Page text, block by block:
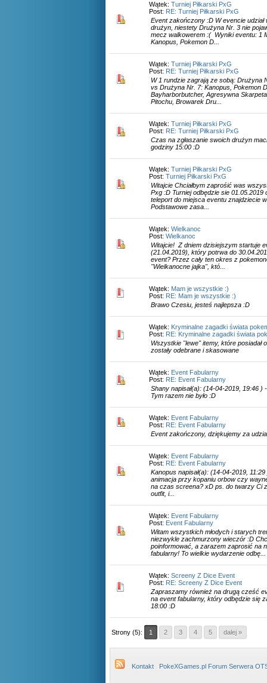
Wątek: Turniej Piłkarski PxG
Post: RE: Turniej Piłkarski PxG
Event zakończony :D W evencie udział
drużyn, niestety Drużyna Nr. 3 nie
mecz walkowerem :( Wyniki eventu: 1
Kanopus, Pokemon D...
Wątek: Turniej Piłkarski PxG
Post: RE: Turniej Piłkarski PxG
W 1 rundzie zagrają ze sobą: Drużyna
vs Drużyna Nr. 7: Kanopus, Pokemon
Bayharborbutcher, Agresywna
Pitochu, Browarek Dru...
Wątek: Turniej Piłkarski PxG
Post: RE: Turniej Piłkarski PxG
Czas na zgłaszanie swoich drużyn
godziny 15:00 :D
Wątek: Turniej Piłkarski PxG
Post: Turniej Piłkarski PxG
Witajcie Chciałbym zaprośić was
Pxg :D Turniej odbędzie sie 01.05.2019
teleport do miejsca eventu znajdziecie
Podstawowe zasa...
Wątek: Wielkanoc
Post: Wielkanoc
Witajcie! Z dniem dzisiejszym startuje
(21.04.2019), który potrwa do
event? Przez cały ten okres z
"Wielkanocne jajka", któ...
Wątek: Mam je wszystkie :)
Post: RE: Mam je wszystkie :)
Brawo Czesiu, jesteś najlepsza :D
Wątek: Kryminalne zagadki świata
Post: RE: Kryminalne zagadki świata
Wszystkie "lewe" itemy, które posiadał
zostały odebrane i skasowane
Wątek: Event Fabularny
Post: RE: Event Fabularny
Shany napisał(a): (14-04-2019, 19:46 )
Tym razem nie było :D
Wątek: Event Fabularny
Post: RE: Event Fabularny
Event zakończony, dziękujemy za
Wątek: Event Fabularny
Post: RE: Event Fabularny
Kanopus napisał(a): (14-04-2019,
animacja przy kopaniu orbow czy
na czas screena? xD ps. do twarzy Ci
outfit, i...
Wątek: Event Fabularny
Post: Event Fabularny
Witam wszystkich młodych i starych
niezwykle zachmurzony wieczór :D
poinformować, a zarazem zaprosić na
fabularny! To wielkie wydarzenie odbę...
Wątek: Screeny Z Dice Event
Post: RE: Screeny Z Dice Event
Zapraszamy również na drugą cześć
na event fabularny, który odbędzie się
18:00 :D
Strony (5): 1 2 3 4 5 dalej »
Kontakt PokeXGames.pl Forum Serwera